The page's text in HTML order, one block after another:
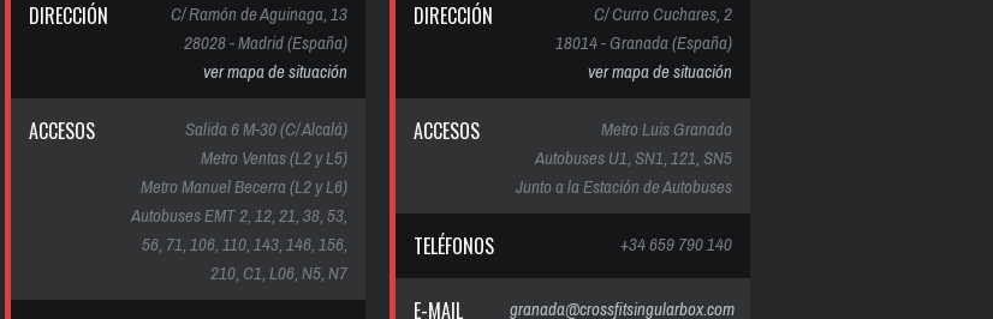
DIRECCIÓN
C/ Ramón de Aguinaga, 13
28028 - Madrid (España)
ver mapa de situación
ACCESOS
Salida 6 M-30 (C/ Alcalá)
Metro Ventas (L2 y L5)
Metro Manuel Becerra (L2 y L6)
Autobuses EMT 2, 12, 21, 38, 53,
56, 71, 106, 110, 143, 146, 156,
210, C1, L06, N5, N7
DIRECCIÓN
C/ Curro Cuchares, 2
18014 - Granada (España)
ver mapa de situación
ACCESOS
Metro Luis Granado
Autobuses U1, SN1, 121, SN5
Junto a la Estación de Autobuses
TELÉFONOS +34 659 790 140
E-MAIL granada@crossfitsingularbox.com